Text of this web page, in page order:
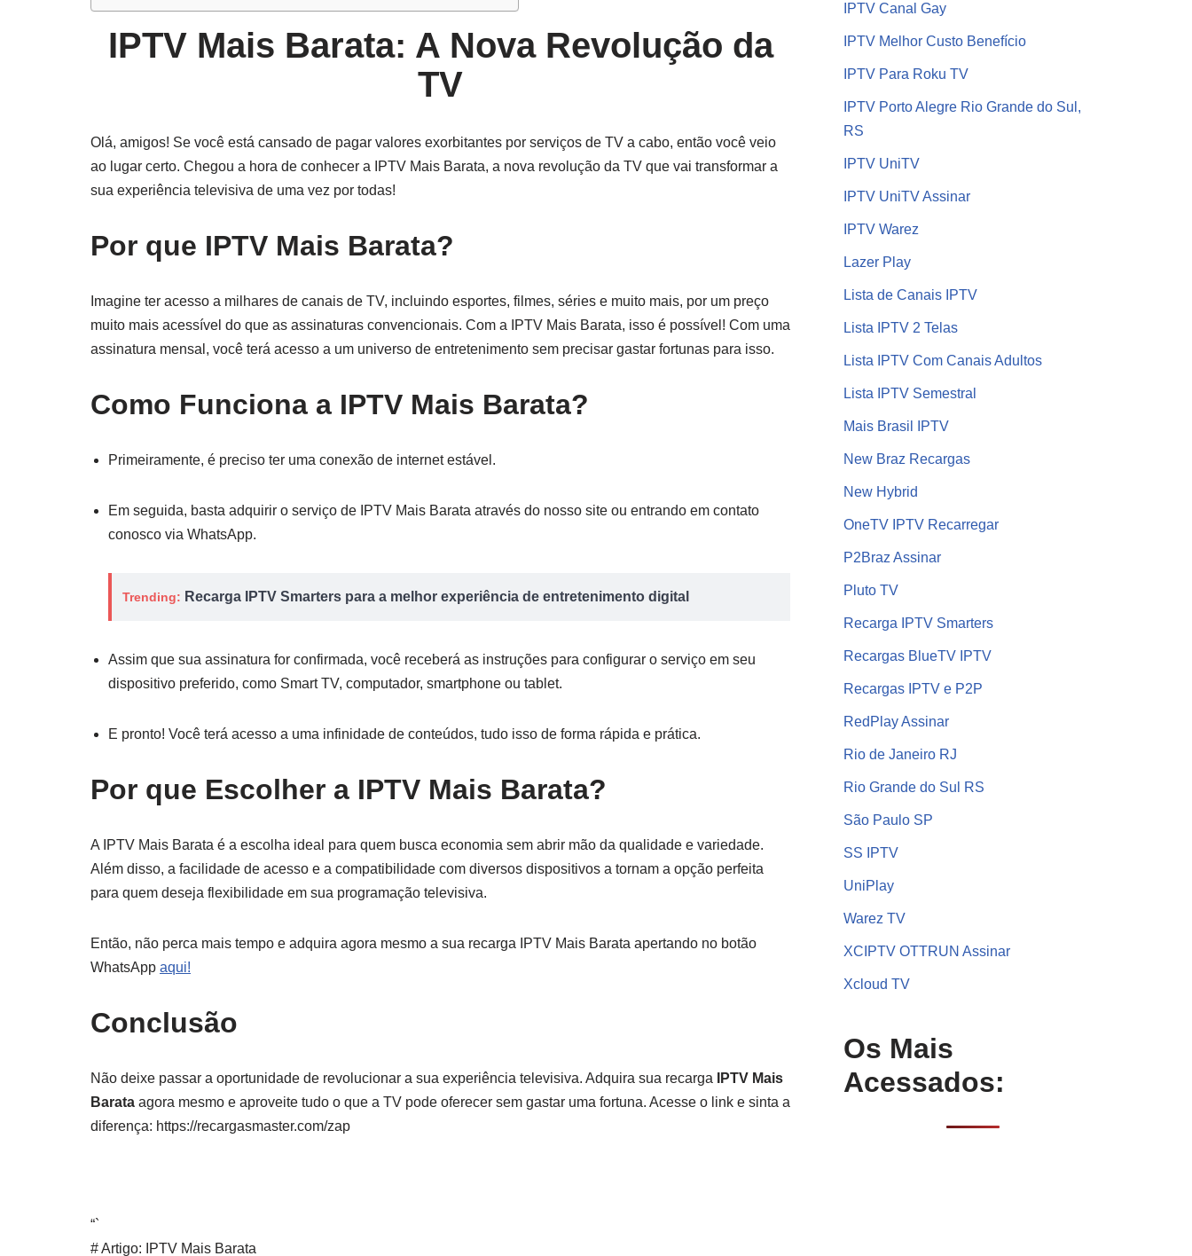
IPTV Mais Barata: A Nova Revolução da
TV
Olá, amigos! Se você está cansado de pagar valores exorbitantes por serviços de TV a cabo, então você veio
ao lugar certo. Chegou a hora de conhecer a IPTV Mais Barata, a nova revolução da TV que vai transformar a
sua experiência televisiva de uma vez por todas!
Por que IPTV Mais Barata?
Imagine ter acesso a milhares de canais de TV, incluindo esportes, filmes, séries e muito mais, por um preço
muito mais acessível do que as assinaturas convencionais. Com a IPTV Mais Barata, isso é possível! Com uma
assinatura mensal, você terá acesso a um universo de entretenimento sem precisar gastar fortunas para isso.
Como Funciona a IPTV Mais Barata?
Primeiramente, é preciso ter uma conexão de internet estável.
Em seguida, basta adquirir o serviço de IPTV Mais Barata através do nosso site ou entrando em contato
conosco via WhatsApp.
Trending: Recarga IPTV Smarters para a melhor experiência de entretenimento digital
Assim que sua assinatura for confirmada, você receberá as instruções para configurar o serviço em seu
dispositivo preferido, como Smart TV, computador, smartphone ou tablet.
E pronto! Você terá acesso a uma infinidade de conteúdos, tudo isso de forma rápida e prática.
Por que Escolher a IPTV Mais Barata?
A IPTV Mais Barata é a escolha ideal para quem busca economia sem abrir mão da qualidade e variedade.
Além disso, a facilidade de acesso e a compatibilidade com diversos dispositivos a tornam a opção perfeita
para quem deseja flexibilidade em sua programação televisiva.
Então, não perca mais tempo e adquira agora mesmo a sua recarga IPTV Mais Barata apertando no botão
WhatsApp aqui!
Conclusão
Não deixe passar a oportunidade de revolucionar a sua experiência televisiva. Adquira sua recarga
IPTV Mais
Barata agora mesmo e aproveite tudo o que a TV pode oferecer sem gastar uma fortuna. Acesse o link e sinta a
diferença: https://recargasmaster.com/zap
“`
# Artigo: IPTV Mais Barata
IPTV Canal Gay
IPTV Melhor Custo Benefício
IPTV Para Roku TV
IPTV Porto Alegre Rio Grande do Sul,
RS
IPTV UniTV
IPTV UniTV Assinar
IPTV Warez
Lazer Play
Lista de Canais IPTV
Lista IPTV 2 Telas
Lista IPTV Com Canais Adultos
Lista IPTV Semestral
Mais Brasil IPTV
New Braz Recargas
New Hybrid
OneTV IPTV Recarregar
P2Braz Assinar
Pluto TV
Recarga IPTV Smarters
Recargas BlueTV IPTV
Recargas IPTV e P2P
RedPlay Assinar
Rio de Janeiro RJ
Rio Grande do Sul RS
São Paulo SP
SS IPTV
UniPlay
Warez TV
XCIPTV OTTRUN Assinar
Xcloud TV
Os Mais
Acessados: